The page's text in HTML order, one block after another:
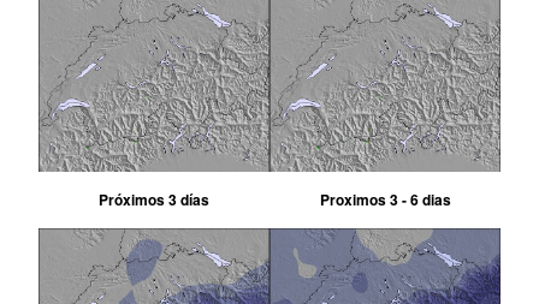
Próximos 3 días Proximos 3 - 6 dias